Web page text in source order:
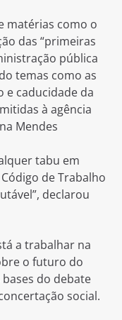
matérias como o
das “primeiras
pública
temas como as
e caducidade da
à agência
Mendes
tabu em
de Trabalho
declarou
a trabalhar na
o futuro do
do debate
social.